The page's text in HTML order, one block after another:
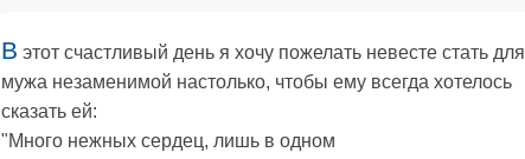
В этот счастливый день я хочу пожелать невесте стать для
мужа незаменимой настолько, чтобы ему всегда хотелось
сказать ей:
"Много нежных сердец, лишь в одном